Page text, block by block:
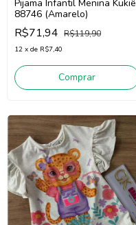
Pijama Infantil Menina Kukiê
88746 (Amarelo)
R$71,94 R$119,90
12 x de R$7,40
Comprar